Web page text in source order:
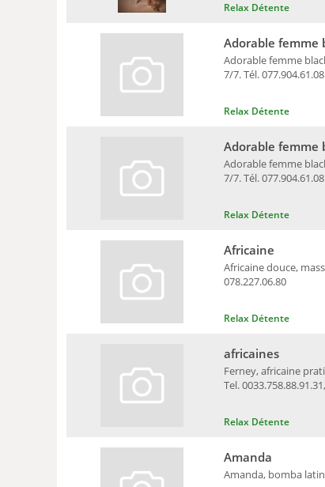
Relax Détente
Relax Détente
Adorable femme
7/7. Tél. 077.904.61.08
Adorable femme
Relax Détente
Adorable femme
7/7. Tél. 077.904.61.08
Adorable femme
Relax Détente
Africaine douce,
078.227.06.80
Africaine
Relax Détente
Ferney, africaine
Tel. 0033.758.88.91.31,
africaines
Amanda, bomba
Amanda